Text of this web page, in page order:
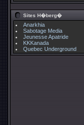
Sites H�berg�
Anarkhia
Sabotage Media
Jeunesse Apatride
KKKanada
Quebec Underground